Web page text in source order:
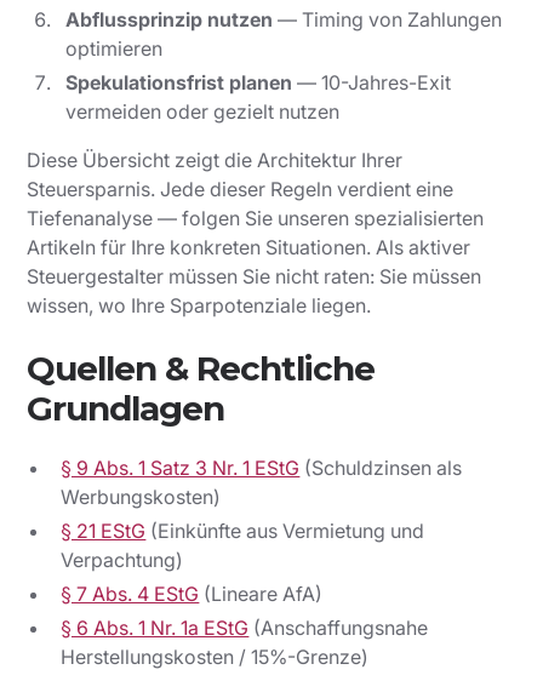
Abflussprinzip nutzen — Timing von Zahlungen
optimieren
Spekulationsfrist planen — 10-Jahres-Exit
vermeiden oder gezielt nutzen
Diese Übersicht zeigt die Architektur Ihrer
Steuersparnis. Jede dieser Regeln verdient eine
Tiefenanalyse — folgen Sie unseren spezialisierten
Artikeln für Ihre konkreten Situationen. Als aktiver
Steuergestalter müssen Sie nicht raten: Sie müssen
wissen, wo Ihre Sparpotenziale liegen.
Quellen & Rechtliche
Grundlagen
§ 9 Abs. 1 Satz 3 Nr. 1 EStG (Schuldzinsen als
Werbungskosten)
§ 21 EStG (Einkünfte aus Vermietung und
Verpachtung)
§ 7 Abs. 4 EStG (Lineare AfA)
§ 6 Abs. 1 Nr. 1a EStG (Anschaffungsnahe
Herstellungskosten / 15%-Grenze)